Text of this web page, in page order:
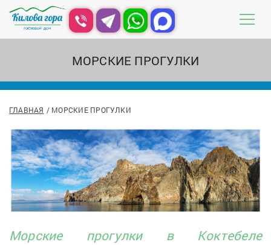
МОРСКИЕ ПРОГУЛКИ
ГЛАВНАЯ МОРСКИЕ ПРОГУЛКИ
Морские прогулки в Коктебеле